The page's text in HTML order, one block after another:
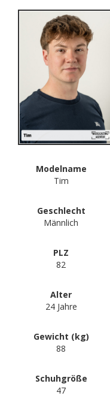
Modelname
Tim
Geschlecht
Männlich
PLZ
82
Alter
24 Jahre
Gewicht (kg)
88
Schuhgröße
47